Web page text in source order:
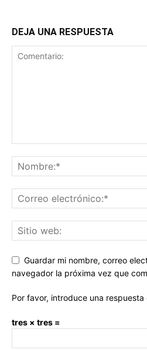
DEJA UNA RESPUESTA
Guardar mi nombre, correo
navegador la próxima vez que
Por favor, introduce una respuesta
tres × tres =